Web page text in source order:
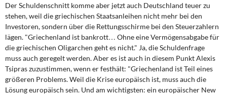
Der Schuldenschnitt komme aber jetzt auch Deutschland teuer zu
stehen, weil die griechischen Staatsanleihen nicht mehr bei den
Investoren, sondern über die Rettungsschirme bei den Steuerzahlern
lägen. "Griechenland ist bankrott… Ohne eine Vermögensabgabe für
die griechischen Oligarchen geht es nicht." Ja, die Schuldenfrage
muss auch geregelt werden. Aber es ist auch in diesem Punkt Alexis
Tsipras zuzustimmen, wenn er festhält: "Griechenland ist Teil eines
größeren Problems. Weil die Krise europäisch ist, muss auch die
Lösung europäisch sein. Und am wichtigsten: ein europäischer New